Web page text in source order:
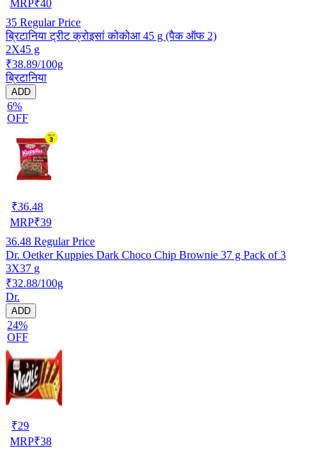
MRP₹40
35 Regular Price
ब्रिटानिया ट्रीट क्रोइसां कोकोआ 45 g (पैक ऑफ 2)
2X45 g
₹38.89/100g
ब्रिटानिया
ADD
6%
OFF
₹36.48
MRP₹39
36.48 Regular Price
Dr. Oetker Kuppies Dark Choco Chip Brownie 37 g Pack of 3
3X37 g
₹32.88/100g
Dr.
ADD
24%
OFF
₹29
MRP₹38